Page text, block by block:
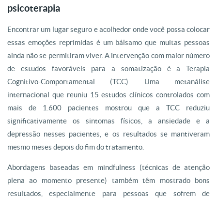
psicoterapia
Encontrar um lugar seguro e acolhedor onde você possa colocar
essas emoções reprimidas é um bálsamo que muitas pessoas
ainda não se permitiram viver. A intervenção com maior número
de estudos favoráveis para a somatização é a Terapia
Cognitivo-Comportamental (TCC). Uma metanálise
internacional que reuniu 15 estudos clínicos controlados com
mais de 1.600 pacientes mostrou que a TCC reduziu
significativamente os sintomas físicos, a ansiedade e a
depressão nesses pacientes, e os resultados se mantiveram
mesmo meses depois do fim do tratamento.
Abordagens baseadas em mindfulness (técnicas de atenção
plena ao momento presente) também têm mostrado bons
resultados, especialmente para pessoas que sofrem de